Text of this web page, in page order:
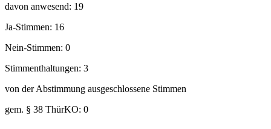
davon anwesend: 19
Ja-Stimmen: 16
Nein-Stimmen: 0
Stimmenthaltungen: 3
von der Abstimmung ausgeschlossene Stimmen
gem. § 38 ThürKO: 0